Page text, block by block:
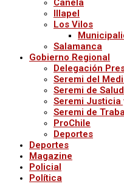
Canela
Illapel
Los Vilos
Salamanca
Gobierno Regional
Delegación
Seremi del
Seremi de Salud
Seremi Justicia
Seremi de
ProChile
Deportes
Deportes
Magazine
Policial
Política